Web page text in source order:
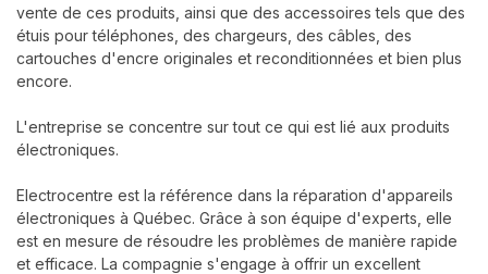
vente de ces produits, ainsi que des accessoires tels que des
étuis pour téléphones, des chargeurs, des câbles, des
cartouches d'encre originales et reconditionnées et bien plus
encore.
L'entreprise se concentre sur tout ce qui est lié aux produits
électroniques.
Electrocentre est la référence dans la réparation d'appareils
électroniques à Québec. Grâce à son équipe d'experts, elle
est en mesure de résoudre les problèmes de manière rapide
et efficace. La compagnie s'engage à offrir un excellent